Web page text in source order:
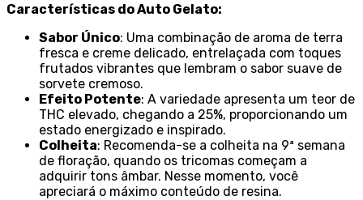
Características do Auto Gelato:
Sabor Único: Uma combinação de aroma de terra
fresca e creme delicado, entrelaçada com toques
frutados vibrantes que lembram o sabor suave de
sorvete cremoso.
Efeito Potente: A variedade apresenta um teor de
THC elevado, chegando a 25%, proporcionando um
estado energizado e inspirado.
Colheita: Recomenda-se a colheita na 9ª semana
de floração, quando os tricomas começam a
adquirir tons âmbar. Nesse momento, você
apreciará o máximo conteúdo de resina.